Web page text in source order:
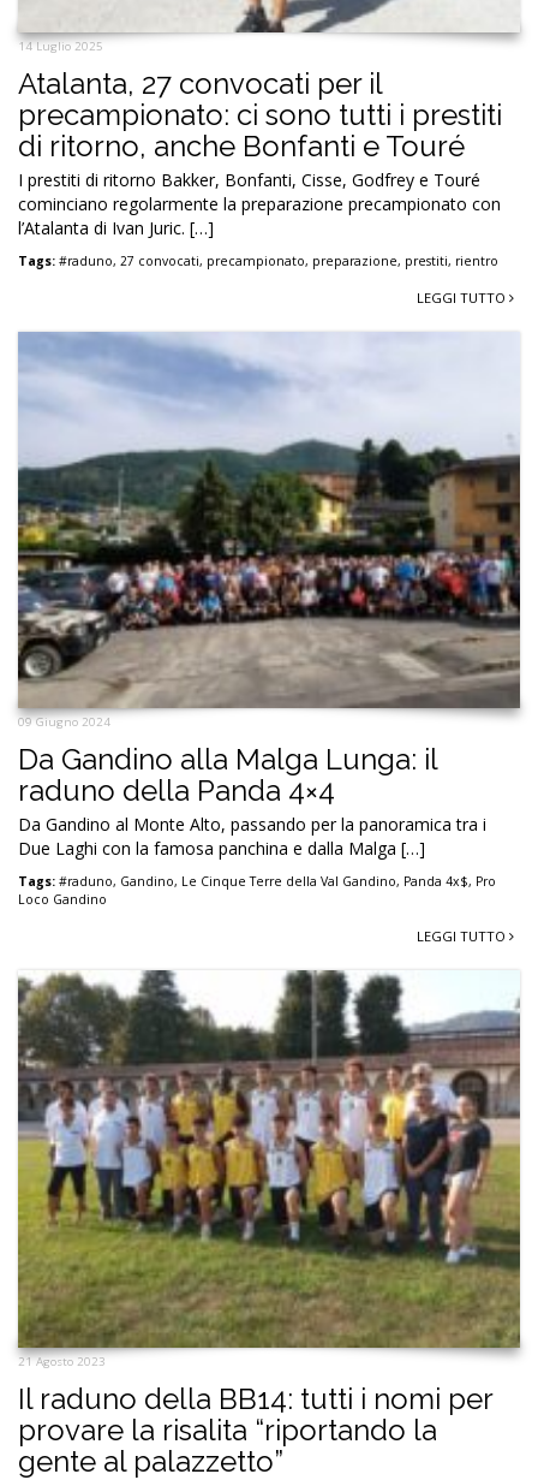
14 Luglio 2025
Atalanta, 27 convocati per il
precampionato: ci sono tutti i prestiti
di ritorno, anche Bonfanti e Touré
I prestiti di ritorno Bakker, Bonfanti, Cisse, Godfrey e Touré
cominciano regolarmente la preparazione precampionato con
l’Atalanta di Ivan Juric. […]
Tags: #raduno, 27 convocati, precampionato, preparazione, prestiti, rientro
LEGGI TUTTO
09 Giugno 2024
Da Gandino alla Malga Lunga: il
raduno della Panda 4×4
Da Gandino al Monte Alto, passando per la panoramica tra i
Due Laghi con la famosa panchina e dalla Malga […]
Tags: #raduno, Gandino, Le Cinque Terre della Val Gandino, Panda 4x$, Pro
Loco Gandino
LEGGI TUTTO
21 Agosto 2023
Il raduno della BB14: tutti i nomi per
provare la risalita “riportando la
gente al palazzetto”